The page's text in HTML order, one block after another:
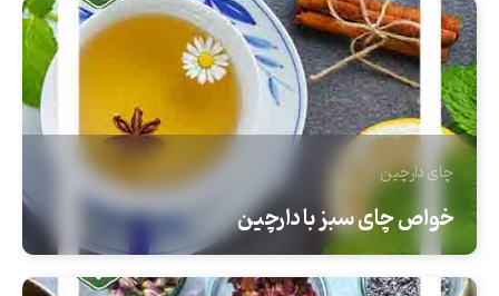
چایدارچین
خواص چای سبز با دارچین